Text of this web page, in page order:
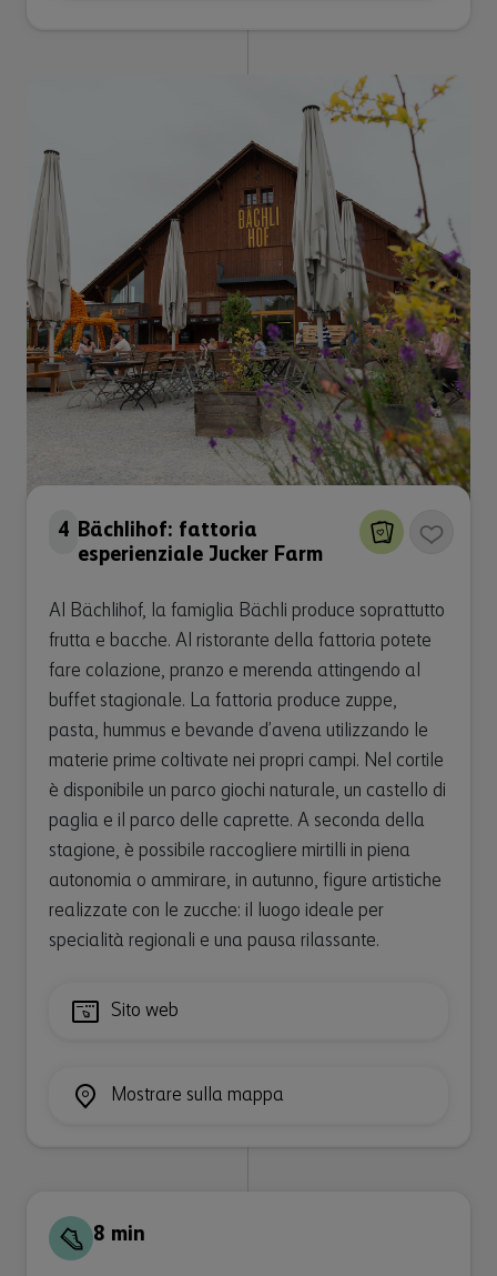
4 Bächlihof: fattoria
esperienziale Jucker Farm
Al Bächlihof, la famiglia Bächli produce soprattutto
frutta e bacche. Al ristorante della fattoria potete
fare colazione, pranzo e merenda attingendo al
buffet stagionale. La fattoria produce zuppe,
pasta, hummus e bevande d’avena utilizzando le
materie prime coltivate nei propri campi. Nel cortile
è disponibile un parco giochi naturale, un castello di
paglia e il parco delle caprette. A seconda della
stagione, è possibile raccogliere mirtilli in piena
autonomia o ammirare, in autunno, figure artistiche
realizzate con le zucche: il luogo ideale per
specialità regionali e una pausa rilassante.
Sito web
Mostrare sulla mappa
8 min